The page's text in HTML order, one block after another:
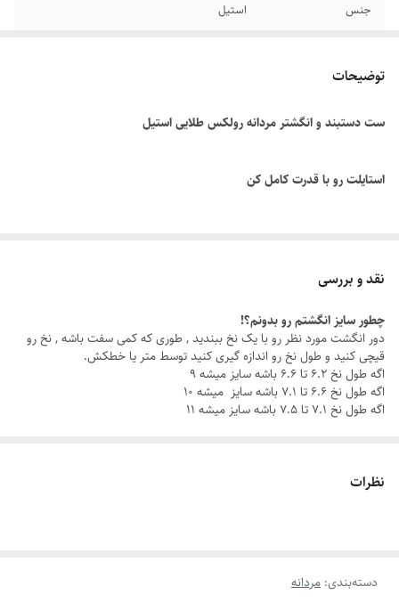
جنس استیل
قابل شستشو - دستبند قابل تنظیم سایز
توضیحات
ست دستبند و انگشتر مردانه رولکس طلایی استیل
استایلت رو با قدرت کامل کن
اکسسوری مردانه خاص ، بلکه نمادی از اعتماد به نفس و کلاسی هست که هر
روز همراه شما یا عزیزانتان است.
با این ست مردانه شیک ، چه تو یه جلسه کاری باشی، چه تو یه قرار دوستانه،
همیشه یه قدم از بقیه جلوتری.
جنس استیل باکیفیت: مقاوم در برابر زنگ‌زدگی و سایش، برای درخششی که
رنگ ثابت: بدون نگرانی از تغییر رنگ، هر روز با خیال راحت استایل کن.
نقد و بررسی
چطور سایز انگشتم رو بدونم؟!
دور انگشت مورد نظر رو با یک نخ ببندید , طوری که کمی سفت باشه , نخ رو
قیچی کنید و طول نخ رو اندازه گیری کنید توسط متر یا خطکش.
اگه طول نخ ۶.۲ تا ۶.۶ باشه سایز میشه ۹
اگه طول نخ ۶.۶ تا ۷.۱ باشه سایز میشه ۱۰
اگه طول نخ ۷.۱ تا ۷.۵ باشه سایز میشه ۱۱
نظرات
دسته‌بندی: مردانه